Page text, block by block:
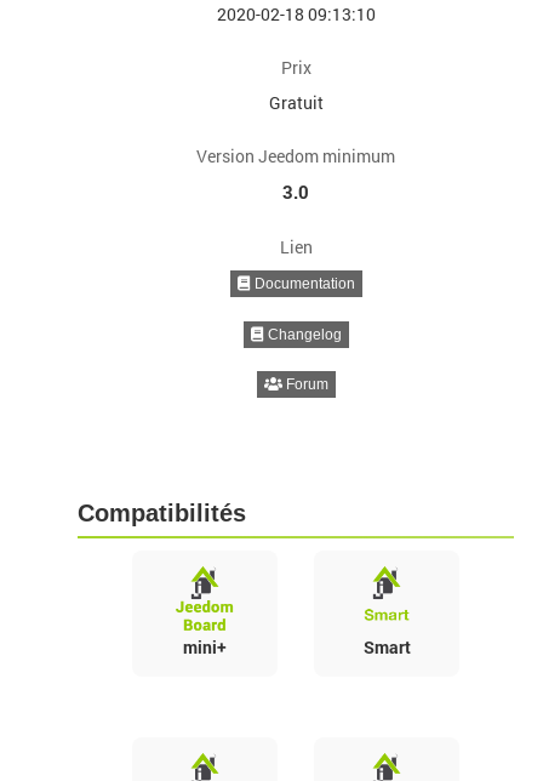
2020-02-18 09:13:10
Prix
Gratuit
Version Jeedom minimum
3.0
Lien
Documentation
Changelog
Forum
Compatibilités
mini+ Smart